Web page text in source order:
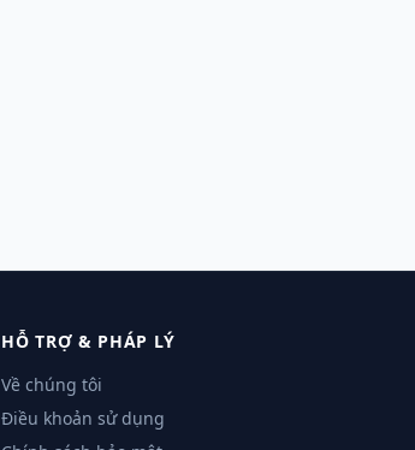
HỖ TRỢ & PHÁP LÝ
Về chúng tôi
Điều khoản sử dụng